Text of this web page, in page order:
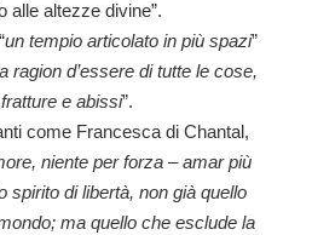
alle altezze divine”.
un tempio articolato in più spazi”
ragion d’essere di tutte le cose,
e abissi”.
come Francesca di Chantal,
niente per forza – amar più
spirito di libertà, non già quello
ma quello che esclude la